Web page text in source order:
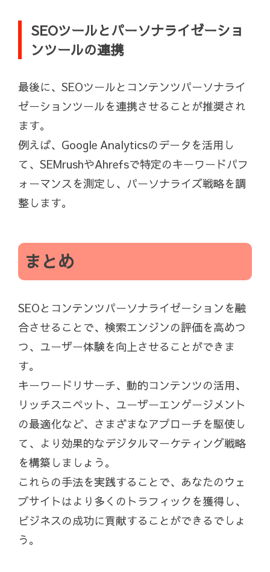
SEOツールとパーソナライゼーショ
ンツールの連携
最後に、SEOツールとコンテンツパーソナライ
ゼーションツールを連携させることが推奨され
ます。
例えば、Google Analyticsのデータを活用し
て、SEMrushやAhrefsで特定のキーワードパフ
ォーマンスを測定し、パーソナライズ戦略を調
整します。
まとめ
SEOとコンテンツパーソナライゼーションを融
合させることで、検索エンジンの評価を高めつ
つ、ユーザー体験を向上させることができま
す。
キーワードリサーチ、動的コンテンツの活用、
リッチスニペット、ユーザーエンゲージメント
の最適化など、さまざまなアプローチを駆使し
て、より効果的なデジタルマーケティング戦略
を構築しましょう。
これらの手法を実践することで、あなたのウェ
ブサイトはより多くのトラフィックを獲得し、
ビジネスの成功に貢献することができるでしょ
う。